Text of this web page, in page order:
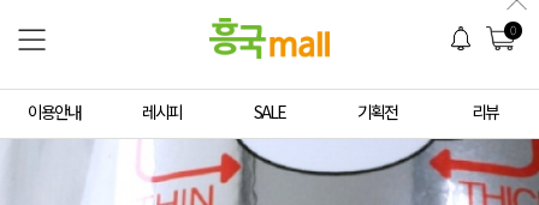
0
이용안내 레시피 SALE 기획전 리뷰